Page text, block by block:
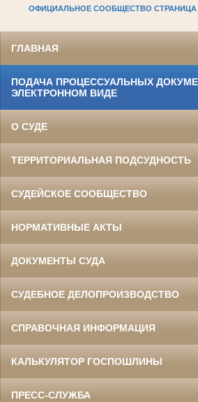
ОФИЦИАЛЬНОЕ СООБЩЕСТВО СТРАНИЦА
ГЛАВНАЯ
ПОДАЧА ПРОЦЕССУАЛЬНЫХ
ЭЛЕКТРОННОМ ВИДЕ
О СУДЕ
ТЕРРИТОРИАЛЬНАЯ ПОДСУДНОСТЬ
СУДЕЙСКОЕ СООБЩЕСТВО
НОРМАТИВНЫЕ АКТЫ
ДОКУМЕНТЫ СУДА
СУДЕБНОЕ ДЕЛОПРОИЗВОДСТВО
СПРАВОЧНАЯ ИНФОРМАЦИЯ
КАЛЬКУЛЯТОР ГОСПОШЛИНЫ
ПРЕСС-СЛУЖБА